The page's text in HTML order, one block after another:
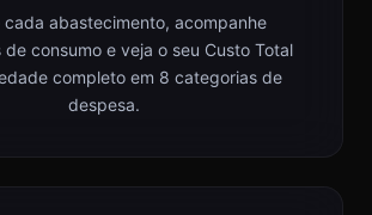
cada abastecimento, acompanhe
consumo e veja o seu Custo Total
completo em 8 categorias de
despesa.